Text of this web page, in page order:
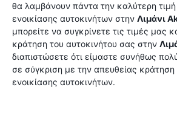
θα λαμβάνουν πάντα την καλύτερη
ενοικίασης αυτοκινήτων στην Λιμάνι
μπορείτε να συγκρίνετε τις τιμές μας
κράτηση του αυτοκινήτου σας στην
διαπιστώσετε ότι είμαστε συνήθως
σε σύγκριση με την απευθείας κράτηση
ενοικίασης αυτοκινήτων.